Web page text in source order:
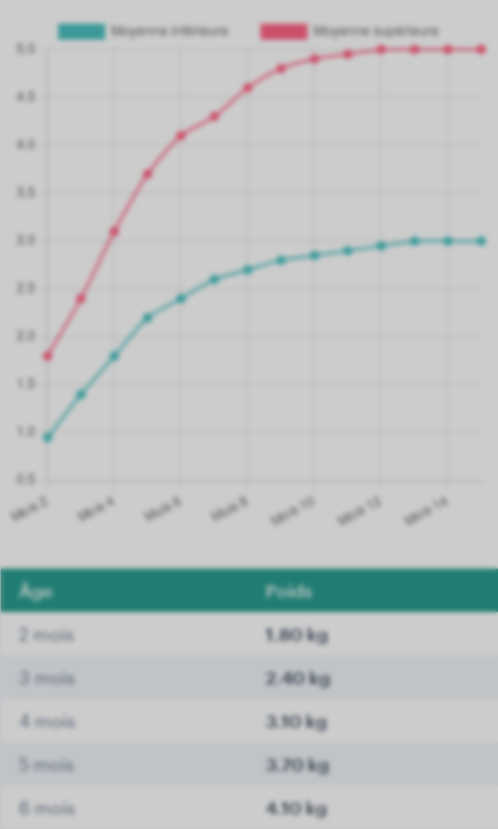
Âge Poids
2 mois 1.80 kg
3 mois 2.40 kg
4 mois 3.10 kg
5 mois 3.70 kg
6 mois 4.10 kg